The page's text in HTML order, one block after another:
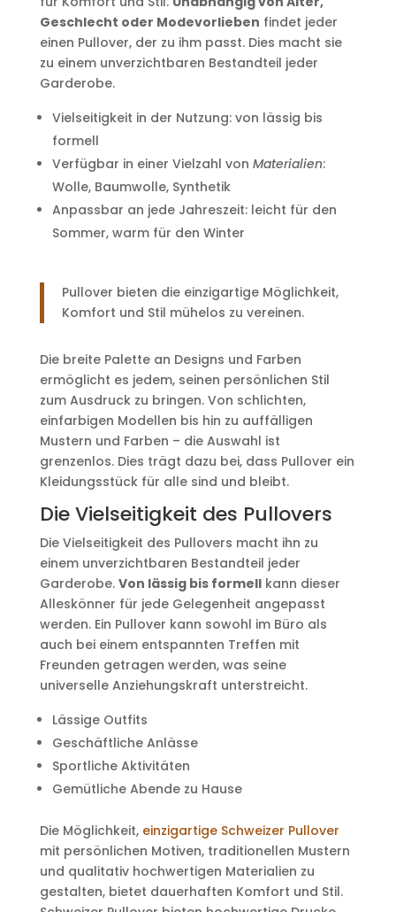
Geschlecht oder Modevorlieben findet jeder
einen Pullover, der zu ihm passt. Dies macht sie
zu einem unverzichtbaren Bestandteil jeder
Garderobe.
Vielseitigkeit in der Nutzung: von lässig bis
formell
Verfügbar in einer Vielzahl von Materialien:
Wolle, Baumwolle, Synthetik
Anpassbar an jede Jahreszeit: leicht für den
Sommer, warm für den Winter
Pullover bieten die einzigartige Möglichkeit,
Komfort und Stil mühelos zu vereinen.
Die breite Palette an Designs und Farben
ermöglicht es jedem, seinen persönlichen Stil
zum Ausdruck zu bringen. Von schlichten,
einfarbigen Modellen bis hin zu auffälligen
Mustern und Farben – die Auswahl ist
grenzenlos. Dies trägt dazu bei, dass Pullover ein
Kleidungsstück für alle sind und bleibt.
Die Vielseitigkeit des Pullovers
Die Vielseitigkeit des Pullovers macht ihn zu
einem unverzichtbaren Bestandteil jeder
Garderobe. Von lässig bis formellkann dieser
Alleskönner für jede Gelegenheit angepasst
werden. Ein Pullover kann sowohl im Büro als
auch bei einem entspannten Treffen mit
Freunden getragen werden, was seine
universelle Anziehungskraft unterstreicht.
Lässige Outfits
Geschäftliche Anlässe
Sportliche Aktivitäten
Gemütliche Abende zu Hause
Die Möglichkeit, einzigartige Schweizer Pullover
mit persönlichen Motiven, traditionellen Mustern
und qualitativ hochwertigen Materialien zu
gestalten, bietet dauerhaften Komfort und Stil.